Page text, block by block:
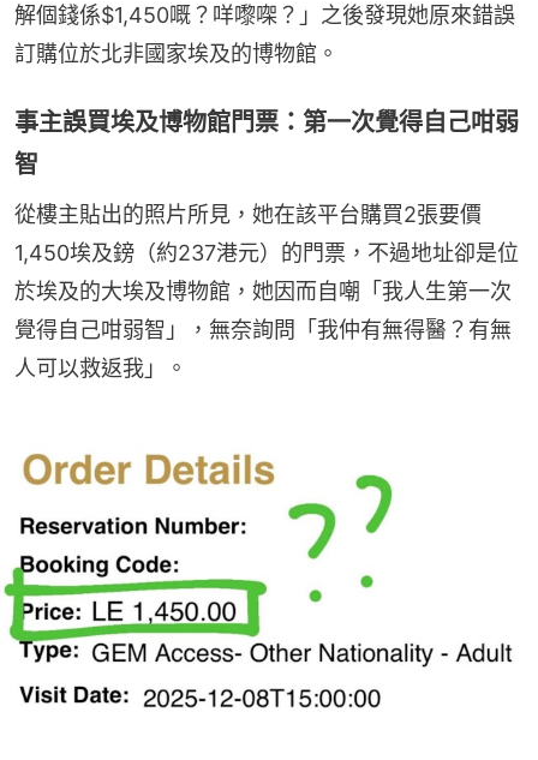
解個錢係$1,450嘅？咩嚟㗎？」之後發現她原來錯誤
訂購位於北非國家埃及的博物館。
事主誤買埃及博物館門票：第一次覺得自己咁弱
智
從樓主貼出的照片所見，她在該平台購買2張要價
1,450埃及鎊（約237港元）的門票，不過地址卻是位
於埃及的大埃及博物館，她因而自嘲「我人生第一次
覺得自己咁弱智」，無奈詢問「我仲有無得醫？有無
人可以救返我」。